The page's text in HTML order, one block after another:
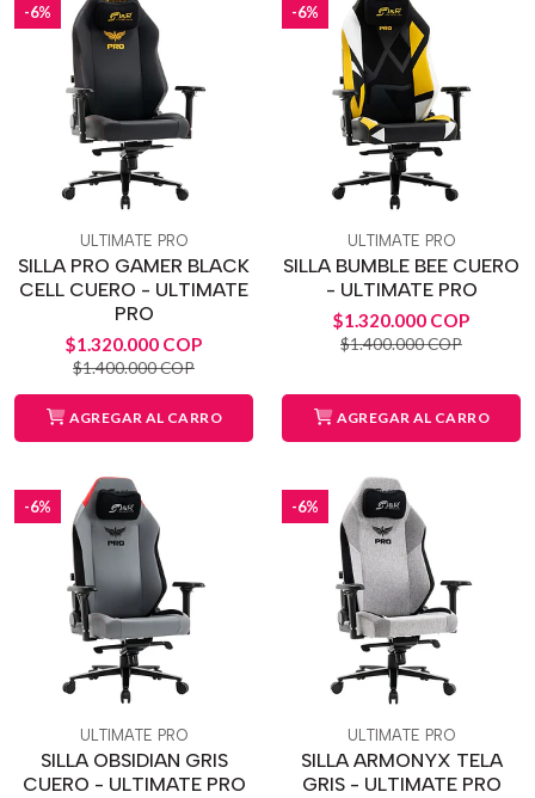
-6%
ULTIMATE PRO
SILLA PRO GAMER BLACK
CELL CUERO - ULTIMATE
PRO
$1.320.000 COP
$1.400.000 COP
AGREGAR AL CARRO
-6%
ULTIMATE PRO
SILLA BUMBLE BEE CUERO
- ULTIMATE PRO
$1.320.000 COP
$1.400.000 COP
AGREGAR AL CARRO
-6%
ULTIMATE PRO
SILLA OBSIDIAN GRIS
CUERO - ULTIMATE PRO
-6%
ULTIMATE PRO
SILLA ARMONYX TELA
GRIS - ULTIMATE PRO